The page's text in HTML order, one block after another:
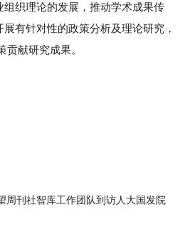
组织理论的发展，推动学术成果传
有针对性的政策分析及理论研究，
贡献研究成果。
周刊社智库工作团队到访人大国发院